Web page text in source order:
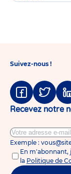
Suivez-nous !
Facebook
Twitter
Recevez notre
Exemple :
En m'abonnant,
la Politique de